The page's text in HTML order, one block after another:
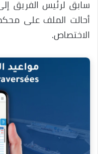
سابق لرئيس الفريق
أحالت الملف على
الاختصاص.